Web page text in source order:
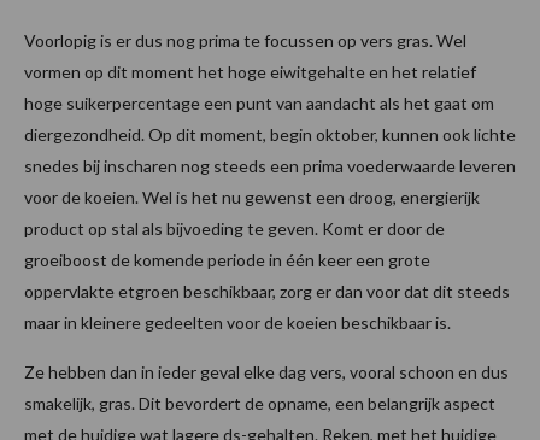
Voorlopig is er dus nog prima te focussen op vers gras. Wel
vormen op dit moment het hoge eiwitgehalte en het relatief
hoge suikerpercentage een punt van aandacht als het gaat om
diergezondheid. Op dit moment, begin oktober, kunnen ook lichte
snedes bij inscharen nog steeds een prima voederwaarde leveren
voor de koeien. Wel is het nu gewenst een droog, energierijk
product op stal als bijvoeding te geven. Komt er door de
groeiboost de komende periode in één keer een grote
oppervlakte etgroen beschikbaar, zorg er dan voor dat dit steeds
maar in kleinere gedeelten voor de koeien beschikbaar is.
Ze hebben dan in ieder geval elke dag vers, vooral schoon en dus
smakelijk, gras. Dit bevordert de opname, een belangrijk aspect
met de huidige wat lagere ds-gehalten. Reken, met het huidige